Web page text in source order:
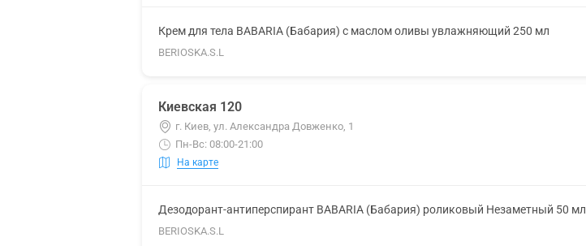
Крем для тела BABARIA (Бабария) с маслом оливы увлажняющий 250 мл
BERIOSKA.S.L
Киевская 120
г. Киев, ул. Александра Довженко, 1
Пн-Вс: 08:00-21:00
На карте
Дезодорант-антиперспирант BABARIA (Бабария) роликовый Незаметный 50 мл
BERIOSKA.S.L